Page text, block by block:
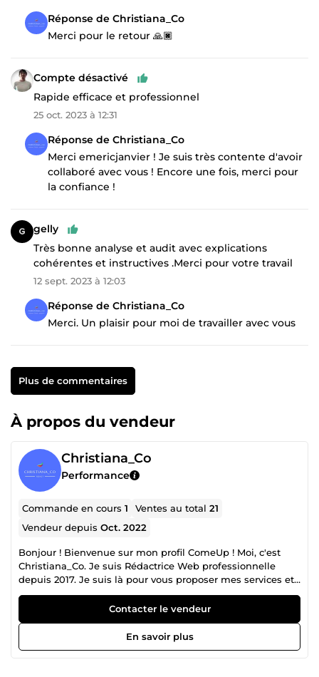
Réponse de Christiana_Co
Merci pour le retour 🙏🏿
Compte désactivé
Rapide efficace et professionnel
25 oct. 2023 à 12:31
Réponse de Christiana_Co
Merci emericjanvier ! Je suis très contente d'avoir
collaboré avec vous ! Encore une fois, merci pour
la confiance !
gelly
Très bonne analyse et audit avec explications
cohérentes et instructives .Merci pour votre travail
12 sept. 2023 à 12:03
Réponse de Christiana_Co
Merci. Un plaisir pour moi de travailler avec vous
Plus de commentaires
À propos du vendeur
Christiana_Co
Performance
Commande en cours1 Ventes au total21
Vendeur depuisOct. 2022
Bonjour ! Bienvenue sur mon profil ComeUp ! Moi, c'est
Christiana_Co. Je suis Rédactrice Web professionnelle
depuis 2017. Je suis là pour vous proposer mes services et
je serai ravi de travailler avec vous. N'hésitez pas à faire un
tour sur mes services et commander mes services de votre
choix. Un accueil chaleureux et des services impeccables
vous sont réservés. Merci !
Contacter le vendeur
En savoir plus